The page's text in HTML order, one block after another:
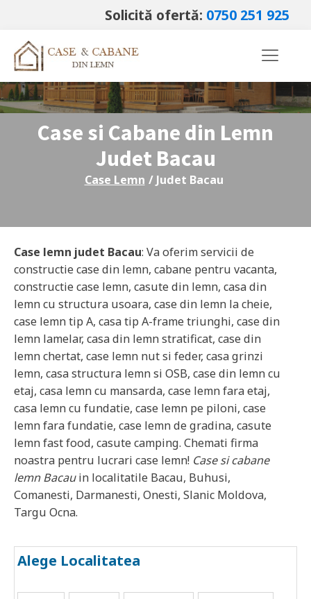
Solicită ofertă: 0750 251 925
Case si Cabane din Lemn
Judet Bacau
Case Lemn / Judet Bacau
Case lemn judet Bacau: Va oferim servicii de
constructie case din lemn, cabane pentru vacanta,
constructie case lemn, casute din lemn, casa din
lemn cu structura usoara, case din lemn la cheie,
case lemn tip A, casa tip A-frame triunghi, case din
lemn lamelar, casa din lemn stratificat, case din
lemn chertat, case lemn nut si feder, casa grinzi
lemn, casa structura lemn si OSB, case din lemn cu
etaj, casa lemn cu mansarda, case lemn fara etaj,
casa lemn cu fundatie, case lemn pe piloni, case
lemn fara fundatie, case lemn de gradina, casute
lemn fast food, casute camping. Chemati firma
noastra pentru lucrari case lemn! Case si cabane
lemnBacauin localitatile Bacau, Buhusi,
Comanesti, Darmanesti, Onesti, Slanic Moldova,
Targu Ocna.
Alege Localitatea